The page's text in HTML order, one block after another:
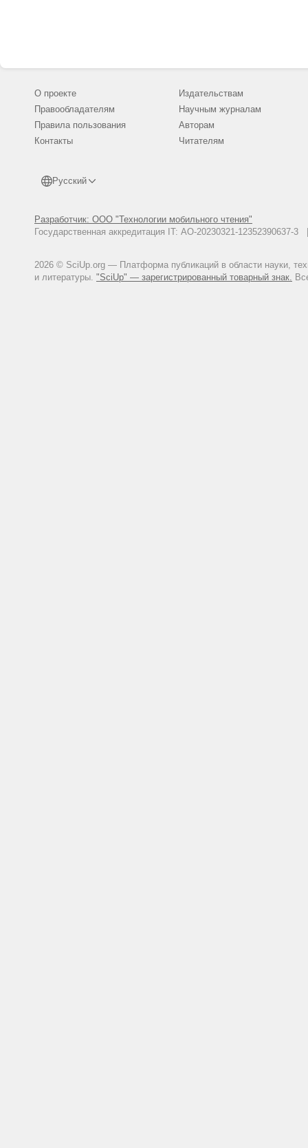
О проекте
Правообладателям
Правила пользования
Контакты
Русский
Разработчик: ООО "Технологии мобильного чтения"
Государственная аккредитация IT: АО-20230321-
2026 © SciUp.org — Платформа публикаций в области науки,
и литературы. "SciUp" — зарегистрированный товарный знак.
Издательствам
Научным журналам
Авторам
Читателям